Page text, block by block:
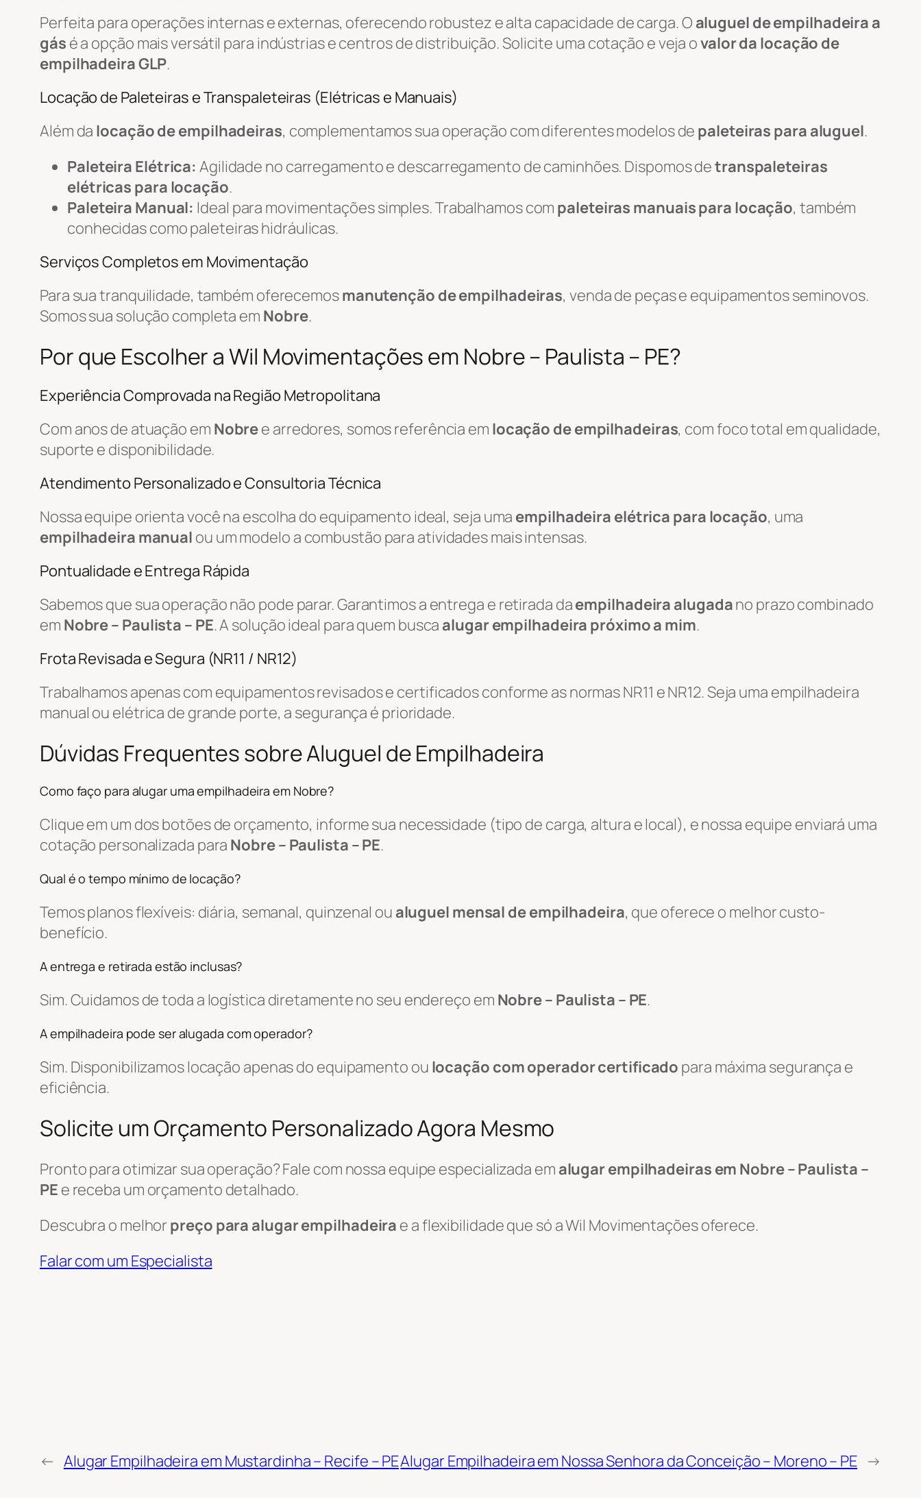
Perfeita para operações internas e externas, oferecendo robustez e alta capacidade de carga. O aluguel de empilhadeira a
gás é a opção mais versátil para indústrias e centros de distribuição. Solicite uma cotação e veja ovalor da locação de
empilhadeira GLP.
Locação de Paleteiras e Transpaleteiras (Elétricas e Manuais)
Além da locação de empilhadeiras, complementamos sua operação com diferentes modelos de paleteiras para aluguel.
Paleteira Elétrica: Agilidade no carregamento e descarregamento de caminhões. Dispomos detranspaleteiras
elétricas para locação.
Paleteira Manual: Ideal para movimentações simples. Trabalhamos com paleteiras manuais para locação, também
conhecidas como paleteiras hidráulicas.
Serviços Completos em Movimentação
Para sua tranquilidade, também oferecemosmanutenção de empilhadeiras, venda de peças e equipamentos seminovos.
Somos sua solução completa em Nobre.
Por que Escolher a Wil Movimentações em Nobre – Paulista – PE?
Experiência Comprovada na Região Metropolitana
Com anos de atuação em Nobree arredores, somos referência em locação de empilhadeiras, com foco total em qualidade,
suporte e disponibilidade.
Atendimento Personalizado e Consultoria Técnica
Nossa equipe orienta você na escolha do equipamento ideal, seja uma empilhadeira elétrica para locação, uma
empilhadeira manual ou um modelo a combustão para atividades mais intensas.
Pontualidade e Entrega Rápida
Sabemos que sua operação não pode parar. Garantimos a entrega e retirada daempilhadeira alugadano prazo combinado
em Nobre – Paulista – PE. A solução ideal para quem busca alugar empilhadeira próximo a mim.
Frota Revisada e Segura (NR11 / NR12)
Trabalhamos apenas com equipamentos revisados e certificados conforme as normas NR11 e NR12. Seja uma empilhadeira
manual ou elétrica de grande porte, a segurança é prioridade.
Dúvidas Frequentes sobre Aluguel de Empilhadeira
Como faço para alugar uma empilhadeira em Nobre?
Clique em um dos botões de orçamento, informe sua necessidade (tipo de carga, altura e local), e nossa equipe enviará uma
cotação personalizada para Nobre – Paulista – PE.
Qual é o tempo mínimo de locação?
Temos planos flexíveis: diária, semanal, quinzenal ou aluguel mensal de empilhadeira, que oferece o melhor custo-
benefício.
A entrega e retirada estão inclusas?
Sim. Cuidamos de toda a logística diretamente no seu endereço em Nobre – Paulista – PE.
A empilhadeira pode ser alugada com operador?
Sim. Disponibilizamos locação apenas do equipamento ou locação com operador certificado para máxima segurança e
eficiência.
Solicite um Orçamento Personalizado Agora Mesmo
Pronto para otimizar sua operação? Fale com nossa equipe especializada em alugar empilhadeiras em Nobre – Paulista –
PE e receba um orçamento detalhado.
Descubra o melhor preço para alugar empilhadeira e a flexibilidade que só a Wil Movimentações oferece.
Falar com um Especialista
← Alugar Empilhadeira em Mustardinha – Recife – PEAlugar Empilhadeira em Nossa Senhora da Conceição – Moreno – PE →